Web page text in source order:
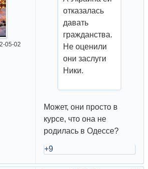
05-02
отказалась
давать
гражданства.
Не оценили
они заслуги
Ники.
Может, они просто в
курсе, что она не
родилась в Одессе?
+9